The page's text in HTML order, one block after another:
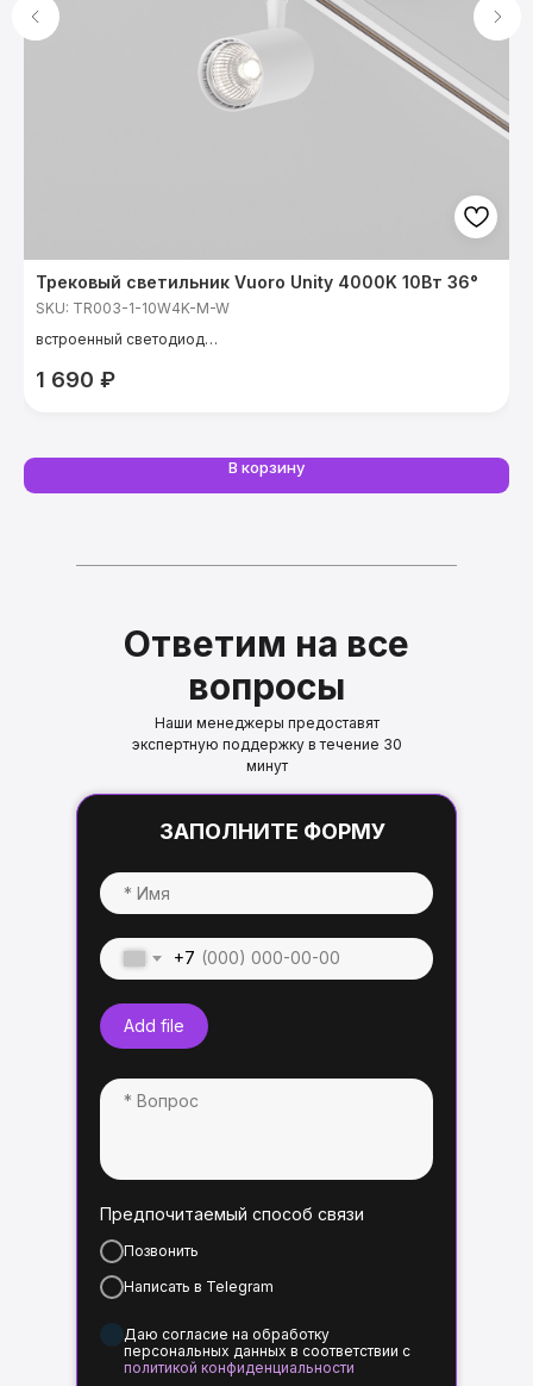
Трековый светильник Vuoro Unity 4000K 10Вт 36°
SKU: TR003-1-10W4K-M-W
встроенный светодиод
температура света: 4000 К
1 690 ₽
В корзину
Наши менеджеры предоставят
экспертную поддержку в течение 30
минут
Ответим на все
вопросы
ЗАПОЛНИТЕ ФОРМУ
+7
Add file
Предпочитаемый способ связи
Позвонить
Написать в Telegram
Даю согласие на обработку
персональных данных в соответствии с
политикой конфиденциальности